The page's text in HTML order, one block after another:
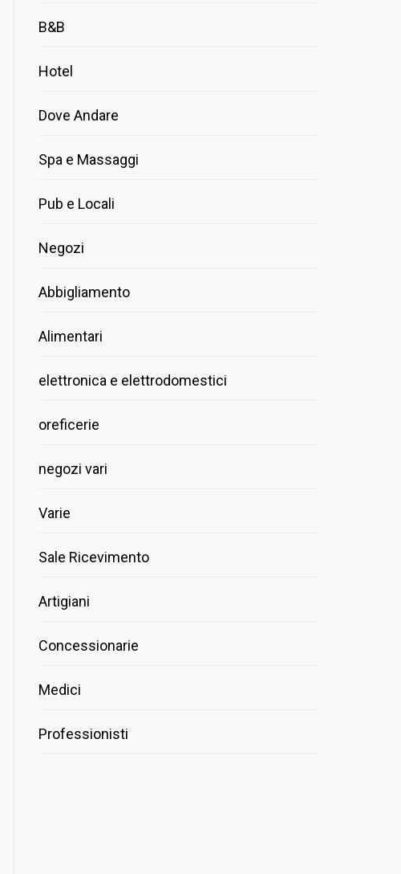
B&B
Hotel
Dove Andare
Spa e Massaggi
Pub e Locali
Negozi
Abbigliamento
Alimentari
elettronica e elettrodomestici
oreficerie
negozi vari
Varie
Sale Ricevimento
Artigiani
Concessionarie
Medici
Professionisti